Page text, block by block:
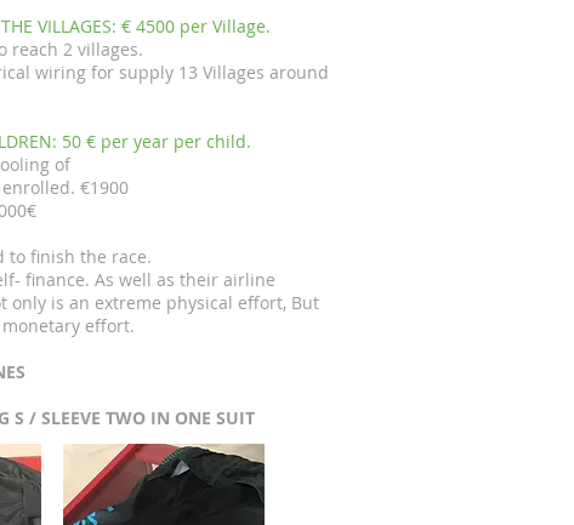
THE VILLAGES: € 4500 per Village.
reach 2 villages.
wiring for supply 13 Villages around
50 € per year per child.
of
€1900
to finish the race.
finance. As well as their airline
only is an extreme physical effort, But
effort.
S / SLEEVE TWO IN ONE SUIT